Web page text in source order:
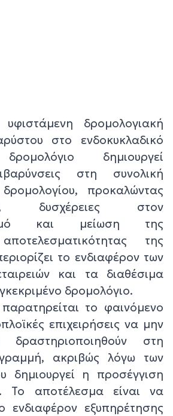
δρομολογιακή
στο ενδοκυκλαδικό
δημιουργεί
στη συνολική
προκαλώντας
δυσχέρειες στον
και μείωση της
της
το ενδιαφέρον των
και τα διαθέσιμα
δρομολόγιο.
το φαινόμενο
επιχειρήσεις να μην
δραστηριοποιηθούν στη
γραμμή, ακριβώς λόγω των
δημιουργεί η προσέγγιση
Το αποτέλεσμα είναι να
ενδιαφέρον εξυπηρέτησης